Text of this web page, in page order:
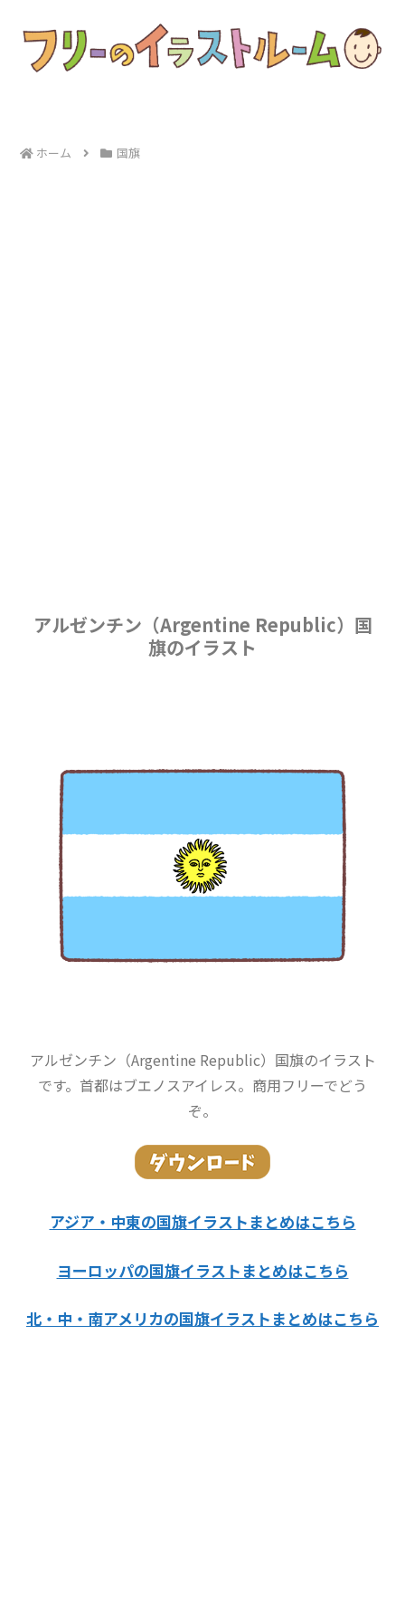
ホーム 国旗
アルゼンチン（Argentine Republic）国
旗のイラスト
アルゼンチン（Argentine Republic）国旗のイラスト
です。首都はブエノスアイレス。商用フリーでどう
ぞ。
アジア・中東の国旗イラストまとめはこちら
ヨーロッパの国旗イラストまとめはこちら
北・中・南アメリカの国旗イラストまとめはこちら